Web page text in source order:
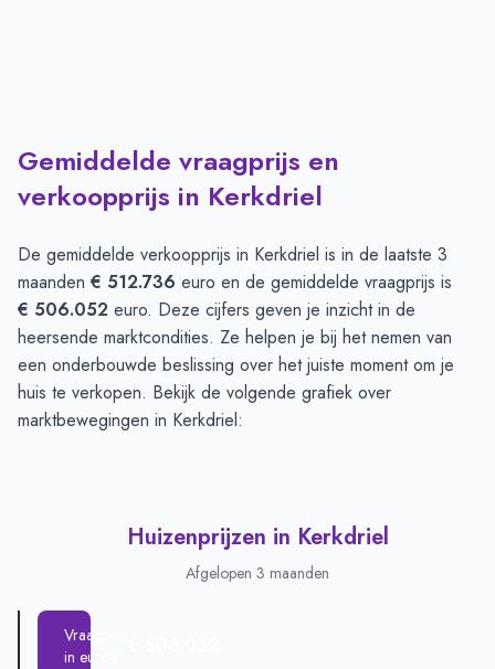
Gemiddelde vraagprijs en
verkoopprijs in Kerkdriel
De gemiddelde verkoopprijs in Kerkdriel is in de laatste 3
maanden € 512.736 euro en de gemiddelde vraagprijs is
€ 506.052 euro. Deze cijfers geven je inzicht in de
heersende marktcondities. Ze helpen je bij het nemen van
een onderbouwde beslissing over het juiste moment om je
huis te verkopen. Bekijk de volgende grafiek over
marktbewegingen in Kerkdriel:
Huizenprijzen in Kerkdriel
Afgelopen 3 maanden
Vraagprijs
in euro's